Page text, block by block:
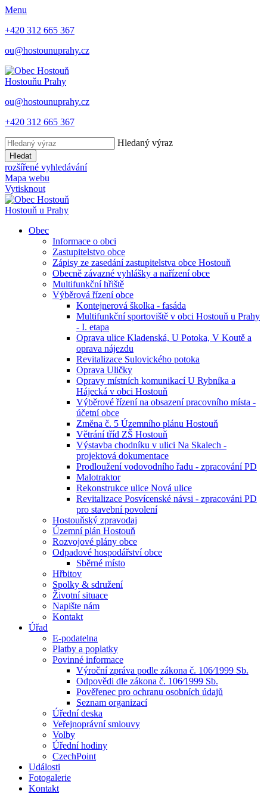
Menu
+420 312 665 367
ou@hostounuprahy.cz
Hostouňu Prahy
ou@hostounuprahy.cz
+420 312 665 367
Hledaný výraz
Hledat
rozšířené vyhledávání
Mapa webu
Vytisknout
Hostouň u Prahy
Obec
Informace o obci
Zastupitelstvo obce
Zápisy ze zasedání zastupitelstva obce Hostouň
Obecně závazné vyhlášky a nařízení obce
Multifunkční hřiště
Výběrová řízení obce
Kontejnerová školka - fasáda
Multifunkční sportoviště v obci Hostouň u Prahy
- I. etapa
Oprava ulice Kladenská, U Potoka, V Koutě a
oprava nájezdu
Revitalizace Sulovického potoka
Oprava Uličky
Opravy místních komunikací U Rybníka a
Hájecká v obci Hostouň
Výběrové řízení na obsazení pracovního místa -
účetní obce
Změna č. 5 Územního plánu Hostouň
Větrání tříd ZŠ Hostouň
Výstavba chodníku v ulici Na Skalech -
projektová dokumentace
Prodloužení vodovodního řadu - zpracování PD
Malotraktor
Rekonstrukce ulice Nová ulice
Revitalizace Posvícenské návsi - zpracováni PD
pro stavební povolení
Hostouňský zpravodaj
Územní plán Hostouň
Rozvojové plány obce
Odpadové hospodářství obce
Sběrné místo
Hřbitov
Spolky & sdružení
Životní situace
Napište nám
Kontakt
Úřad
E-podatelna
Platby a poplatky
Povinné informace
Výroční zpráva podle zákona č. 106⁄1999 Sb.
Odpovědi dle zákona č. 106⁄1999 Sb.
Pověřenec pro ochranu osobních údajů
Seznam organizací
Úřední deska
Veřejnoprávní smlouvy
Volby
Úřední hodiny
CzechPoint
Události
Fotogalerie
Kontakt